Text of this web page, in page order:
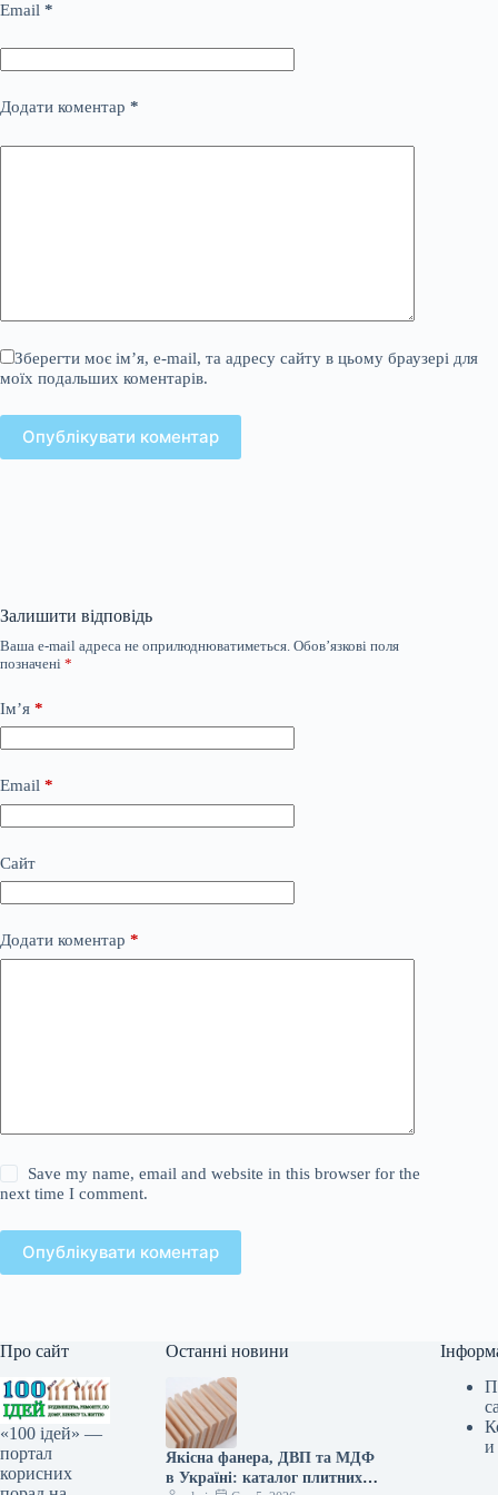
Email *
Додати коментар *
Зберегти моє ім’я, e-mail, та адресу сайту в цьому браузері для
моїх подальших коментарів.
Опублікувати коментар
Залишити відповідь
Ваша e-mail адреса не оприлюднюватиметься. Обов’язкові поля
позначені *
Ім’я *
Email *
Сайт
Додати коментар *
Save my name, email and website in this browser for the
next time I comment.
Опублікувати коментар
Про сайт
«100 ідей» —
портал
корисних
Останні новини
Якісна фанера, ДВП та МДФ
в Україні: каталог плитних
и